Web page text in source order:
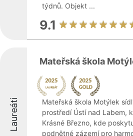
týdnů. Objekt ...
9.1
Laureáti
Mateřská škola
Mateřská škola Motýlek
prostředí Ústí nad Labem,
Krásné Březno, kde
podnětné zázemí pro